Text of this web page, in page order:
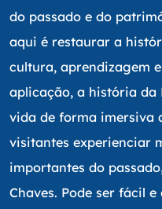
do passado e do
aqui é restaurar a
cultura, aprendizagem
aplicação, a história da
vida de forma imersiva
visitantes experienciar
importantes do
Chaves. Pode ser fácil